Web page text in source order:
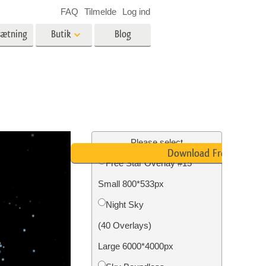
Foto restaurering
Butik
videooverlejringer
Blog
FAQ Tilmelde Log ind
Please select
Free Star Overlay #15
Small 800*533px
Night Sky
(40 Overlays)
Large 6000*4000px
Download Free